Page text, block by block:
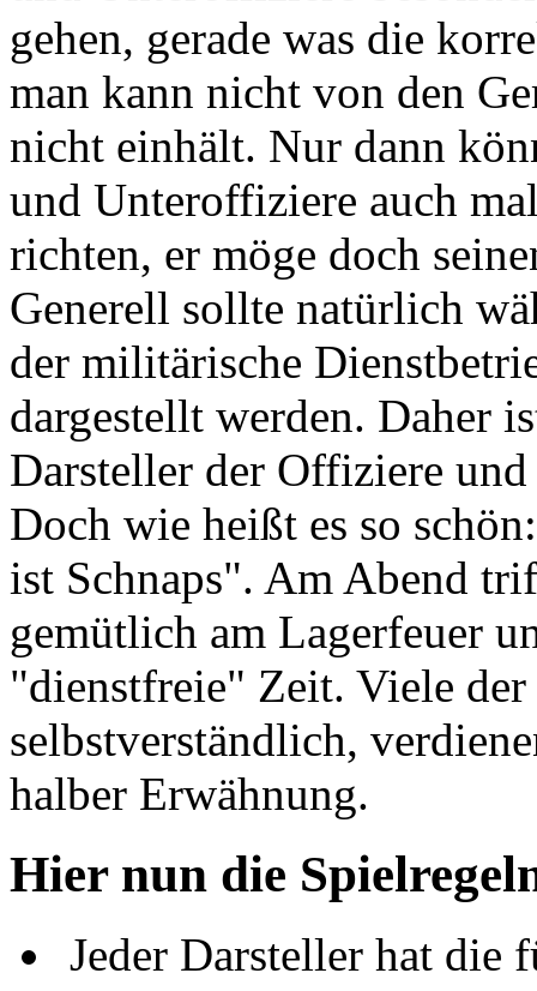
gehen, gerade was die
man kann nicht von den
nicht einhält. Nur dann
und Unteroffiziere auch
richten, er möge doch
Generell sollte natürlich
der militärische
dargestellt werden. Daher
Darsteller der Offiziere
Doch wie heißt es so
ist Schnaps". Am Abend
gemütlich am Lagerfeuer
"dienstfreie" Zeit. Viele
selbstverständlich,
halber Erwähnung.
Hier nun die
Jeder Darsteller hat die